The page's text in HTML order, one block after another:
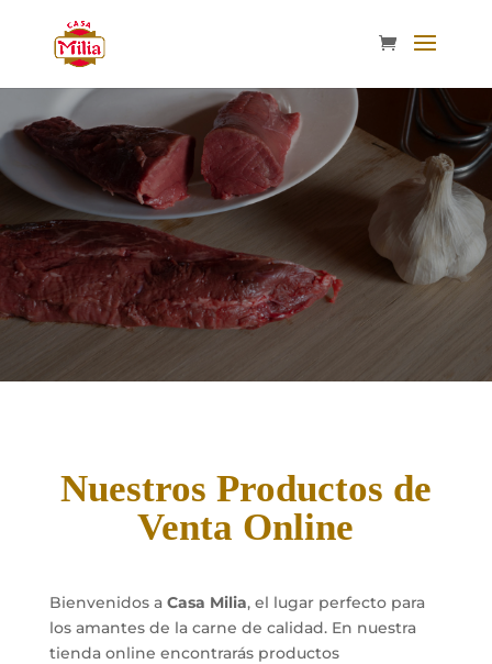
Nuestros Productos de
Venta Online
Bienvenidos a Casa Milia, el lugar perfecto para
los amantes de la carne de calidad. En nuestra
tienda online encontrarás productos